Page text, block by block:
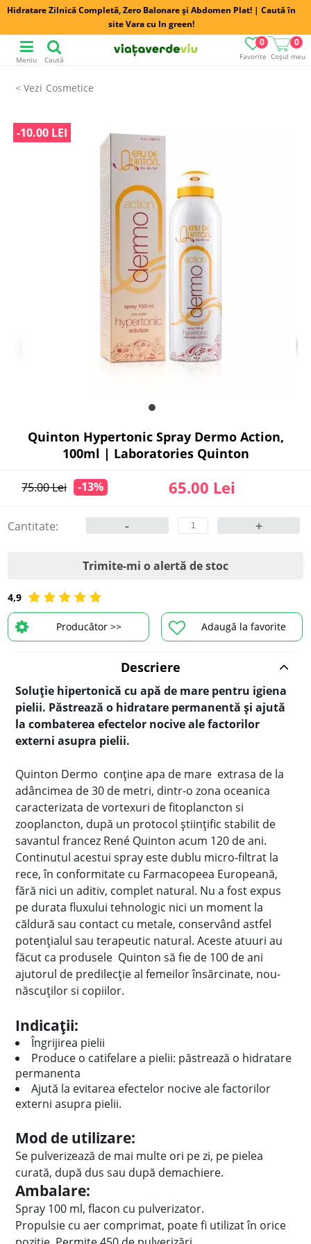
Hidratare Zilnică Completă, Zero Balonare și Abdomen Plat! | Caută în
site Vara cu In green!
Favorite
0
Coșul meu
0
Meniu Caută
Cosmetice
4,9
Adaugă la favorite
Producător >>
-10.00 LEI
Quinton Hypertonic Spray Dermo Action,
100ml | Laboratories Quinton
75.00 Lei -13% 65.00 Lei
Cantitate: - +
Trimite-mi o alertă de stoc
Descriere
Soluție hipertonică cu apă de mare pentru igiena
pielii. Păstrează o hidratare permanentă și ajută
la combaterea efectelor nocive ale factorilor
externi asupra pielii.
Quinton Dermo conține apa de mare extrasa de la
adâncimea de 30 de metri, dintr-o zona oceanica
caracterizata de vortexuri de fitoplancton si
zooplancton, după un protocol științific stabilit de
savantul francez René Quinton acum 120 de ani.
Continutul acestui spray este dublu micro-filtrat la
rece, în conformitate cu Farmacopeea Europeană,
fără nici un aditiv, complet natural. Nu a fost expus
pe durata fluxului tehnologic nici un moment la
căldură sau contact cu metale, conservând astfel
potențialul sau terapeutic natural. Aceste atuuri au
făcut ca produsele Quinton să fie de 100 de ani
ajutorul de predilecție al femeilor însărcinate, nou-
născuților si copiilor.
Indicații:
Îngrijirea pielii
Produce o catifelare a pielii: păstrează o hidratare
permanenta
Ajută la evitarea efectelor nocive ale factorilor
externi asupra pielii.
Mod de utilizare:
Se pulverizează de mai multe ori pe zi, pe pielea
curată, după dus sau după demachiere.
Ambalare:
Spray 100 ml, flacon cu pulverizator.
Propulsie cu aer comprimat, poate fi utilizat în orice